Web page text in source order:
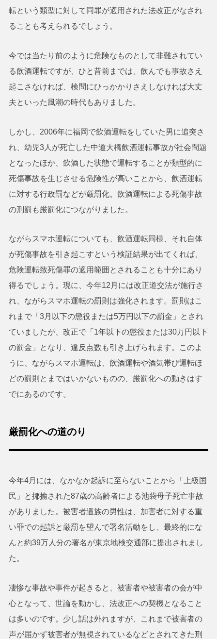
転という類型に対して同罪が適用された法改正がなされ
ることも考えられるでしょう。
今では当たり前のように危険なものとして非難されてい
る飲酒運転ですが、ひと昔前までは、飲んでも事故さえ
起こさなければ、検問にひっかかりさえしなければ大丈
夫といった風潮の時代もありました。
しかし、2006年に福岡で飲酒運転をしていた男に追突さ
れ、幼児3人が死亡した中道大橋飲酒運転事故が社会問題
となったほか、飲酒した状態で運転することが類型的に
死傷事故を生じさせる危険性が高いことから、飲酒運転
に対する行政罰などが厳罰化。飲酒運転による死傷事故
の刑罰も厳罰化につながりました。
ながらスマホ運転についても、飲酒運転同様、それ自体
が死傷事故を引き起こすという検証結果が出てくれば、
危険運転致死傷罪の適用範囲とされることも十分にあり
得るでしょう。現に、今年12月には改正道交法が施行さ
れ、ながらスマホ運転の罰則は強化されます。罰則はこ
れまで「3月以下の懲役または5万円以下の罰金」とされ
ていましたが、改正で「1年以下の懲役または30万円以下
の罰金」となり、違反点数も引き上げられます。このよ
うに、ながらスマホ運転は、飲酒運転や酒気帯び運転ほ
どの罰則とまではいかないものの、厳罰化への動きはす
でにあるのです。
厳罰化への道のり
今年4月には、なかなか起訴に至らないことから「上級国
民」と揶揄された87歳の高齢者による池袋母子死亡事故
がありました。被害者遺族の男性は、加害者に対する重
い罪での起訴と厳罰を望んで署名活動をし、最終的にな
んと約39万人分の署名が東京地検交通部に提出されまし
た。
凄惨な事故や事件が起きると、被害者や被害者の会が中
心となって、世論を動かし、法改正への契機となること
は多いのです。少し話は外れますが、これまで被害者の
声が届かず被害者が無視されているなどとされてきた刑